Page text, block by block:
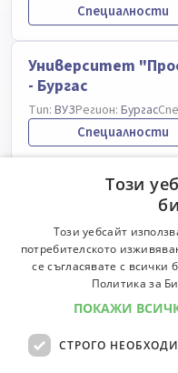
Специалности
Университет
- Бургас
Тип: ВУЗРегион: Бургас
Специалности
Университет по
ВУЗРегион:Пловдив
Специалности
Югозападен
- Благоевград
Тип: ВУЗ Регион:
Този
Този уебсайт
потребителското
се съгласявате с всички
Политика за
ПОКАЖИ
СТРОГО